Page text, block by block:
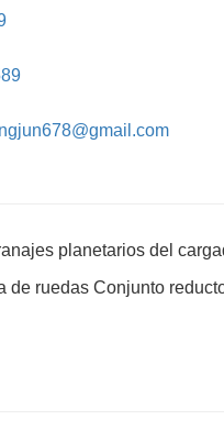
planetarios del
de ruedas Conjunto